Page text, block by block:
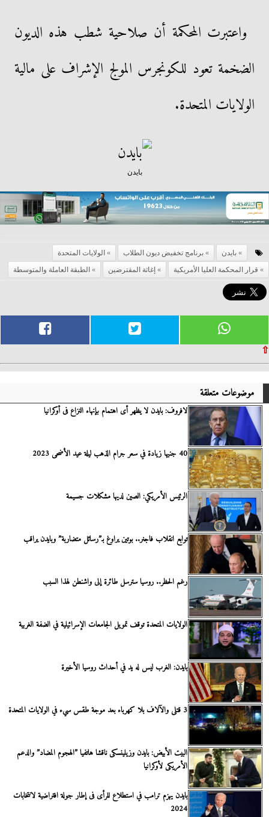
واعتبرت المحكمة أن صلاحية شطب هذه الديون
الضخمة تعود للكونجرس المولج الإشراف على مالية
الولايات المتحدة.
بايدن
بايدن برنامج تخفيض ديون الطلاب
الولايات المتحدة
قرار المحكمة العليا الأمريكية
إغاثة المقترضين الطبقة العاملة والمتوسطة
⇧
موضوعات متعلقة
لافروف: بايدن لا يظهر أى اهتمام بإنهاء النزاع فى أوكرانيا
40 جنيها زيادة في سعر جرام الذهب ليلة عيد الأضحى 2023
الرئيس الأمريكي: الصين لديها مشكلات جسيمة
توابع انقلاب فاجنر.. بوتين يراوغ بـ”رسائل متضاربة” وبايدن يراقب
رغم الحظر.. روسيا سترسل طائرة إلى واشنطن لهذا السبب
الولايات المتحدة توقف تمويل الجامعات الإسرائيلية في الضفة الغربية
بايدن: الغرب ليس له يد في أحداث روسيا الأخيرة
3 قتلى والآلاف بلا كهرباء بعد موجة طقس سيء في الولايات المتحدة
البيت الأبيض: بايدن وزيلينسكى ناقشا هاتفيا ”الهجوم المضاد” والدعم
الأمريكى لأوكرانيا
بايدن يهزم ترامب في استطلاع للرأى فى إطار جولة افتراضية لانتخابات
2024